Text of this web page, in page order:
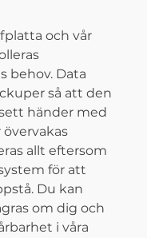
och vår
behov. Data
så att den
händer med
allt eftersom
för att
Du kan
om dig och
i våra